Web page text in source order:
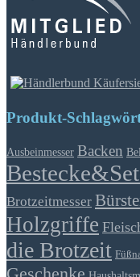
Produkt-
Ausbeinmesser Backen
Brotzeitmesser
Holzgriffe
die Brotzeit